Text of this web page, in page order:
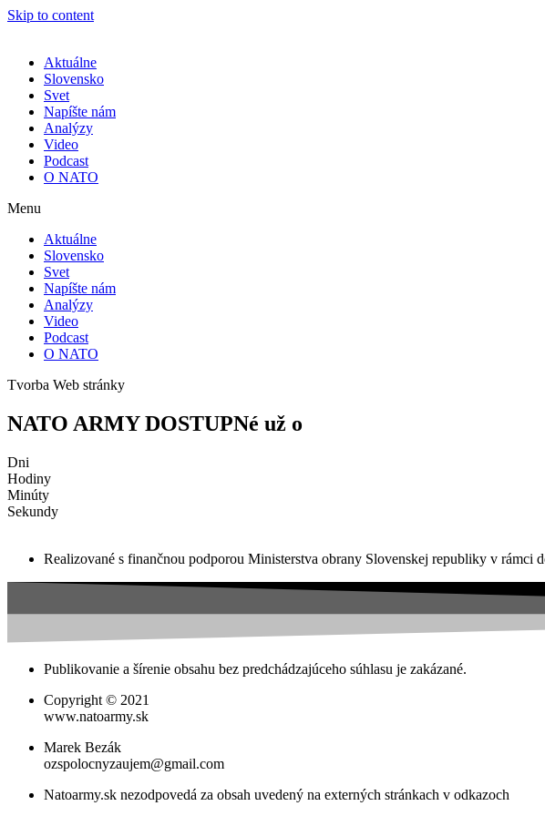
Skip to content
Aktuálne
Slovensko
Svet
Napíšte nám
Analýzy
Video
Podcast
O NATO
Menu
Aktuálne
Slovensko
Svet
Napíšte nám
Analýzy
Video
Podcast
O NATO
Tvorba Web stránky
NATO ARMY DOSTUPNé už o
Dni
Hodiny
Minúty
Sekundy
Realizované s finančnou podporou Ministerstva obrany Slovenskej republiky v
Publikovanie a šírenie obsahu bez predchádzajúceho súhlasu je zakázané.
Copyright © 2021
www.natoarmy.sk
Marek Bezák
ozspolocnyzaujem@gmail.com
Natoarmy.sk nezodpovedá za obsah uvedený na externých stránkach v odkazoch